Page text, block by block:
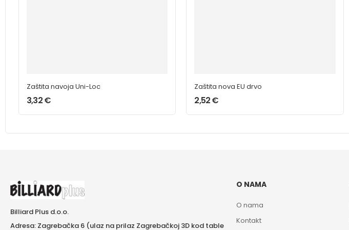
Zaštita navoja Uni-Loc
3,32€
Zaštita nova EU drvo
2,52€
Billiard Plus d.o.o.
Adresa: Zagrebačka 6 (ulaz na prilaz Zagrebačkoj 3D kod table
O NAMA
O nama
Kontakt